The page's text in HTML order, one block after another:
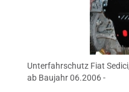
Unterfahrschutz Fiat
ab Baujahr 06.2006 -